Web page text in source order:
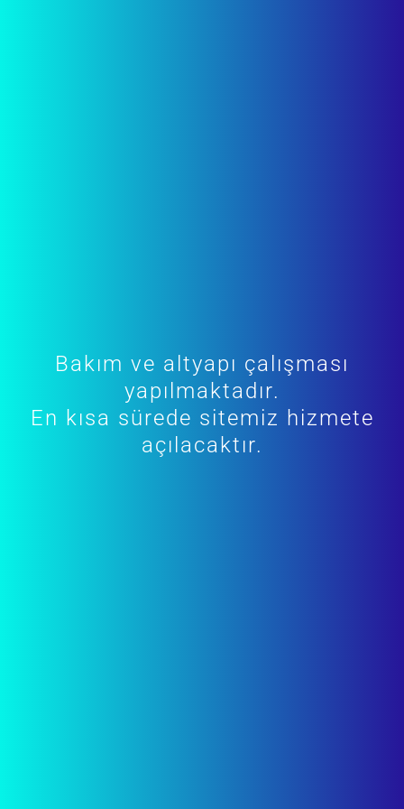
Bakım ve altyapı çalışması
yapılmaktadır.
En kısa sürede sitemiz hizmete
açılacaktır.